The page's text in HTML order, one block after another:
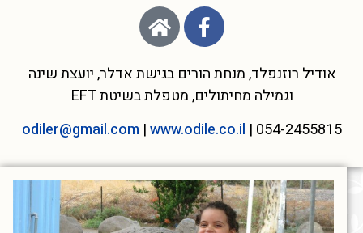
אודיל רוזנפלד, מנחת הורים בגישת אדלר, יועצת שינה
וגמילה מחיתולים, מטפלת בשיטת EFT
054-2455815 |
odiler@gmail.com |www.odile.co.il